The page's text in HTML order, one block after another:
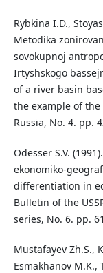
Rybkina I.D.,
Metodika
sovokupnoj
Irtyshskogo
of a river basin
the example of
Russia, No. 4. pp.
Odesser S.V.
ekonomiko-
differentiation in
Bulletin of the
series, No. 6. pp.
Mustafayev Zh.S.,
Esmakhanov M.K.,